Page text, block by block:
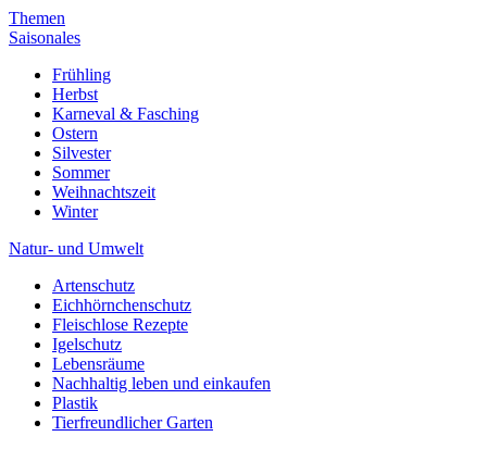
Themen
Saisonales
Frühling
Herbst
Karneval & Fasching
Ostern
Silvester
Sommer
Weihnachtszeit
Winter
Natur- und Umwelt
Artenschutz
Eichhörnchenschutz
Fleischlose Rezepte
Igelschutz
Lebensräume
Nachhaltig leben und einkaufen
Plastik
Tierfreundlicher Garten